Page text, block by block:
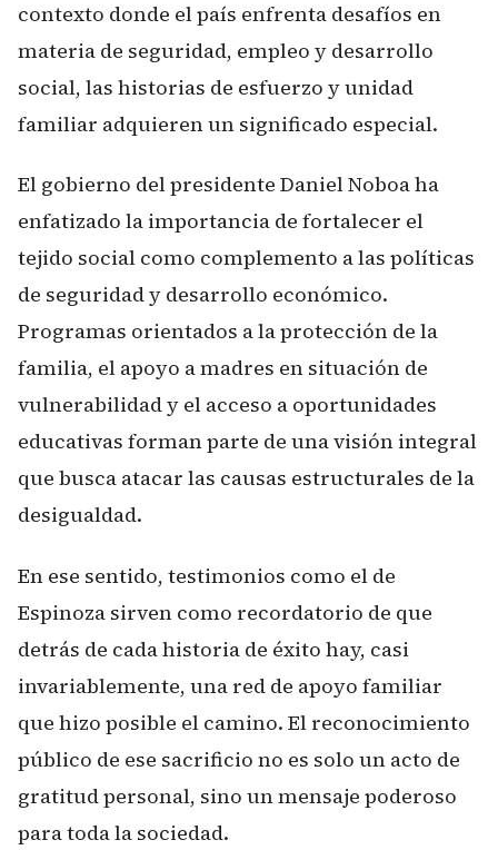
contexto donde el país enfrenta desafíos en
materia de seguridad, empleo y desarrollo
social, las historias de esfuerzo y unidad
familiar adquieren un significado especial.
El gobierno del presidente Daniel Noboa ha
enfatizado la importancia de fortalecer el
tejido social como complemento a las políticas
de seguridad y desarrollo económico.
Programas orientados a la protección de la
familia, el apoyo a madres en situación de
vulnerabilidad y el acceso a oportunidades
educativas forman parte de una visión integral
que busca atacar las causas estructurales de la
desigualdad.
En ese sentido, testimonios como el de
Espinoza sirven como recordatorio de que
detrás de cada historia de éxito hay, casi
invariablemente, una red de apoyo familiar
que hizo posible el camino. El reconocimiento
público de ese sacrificio no es solo un acto de
gratitud personal, sino un mensaje poderoso
para toda la sociedad.